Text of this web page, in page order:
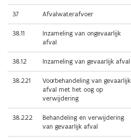
37 Afvalwaterafvoer
38.11
Inzameling van ongevaarlijk
afval
38.12 Inzameling van gevaarlijk afval
38.221
Voorbehandeling van gevaarlijk
afval met het oog op
verwijdering
38.222
Behandeling en verwijdering
van gevaarlijk afval